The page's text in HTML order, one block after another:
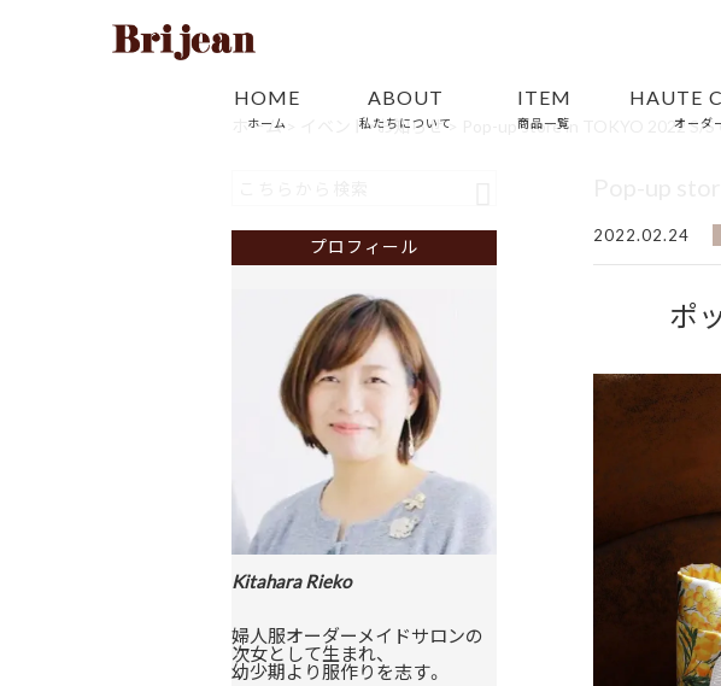
HOME
ホーム
ABOUT
私たちについて
ITEM
商品一覧
HAUTE
オーダ
ホーム> イベント・お知らせ> Pop-up store in TOKYO 2022 S/S
2022.02.24
ポ
プロフィール
Kitahara Rieko
婦人服オーダーメイドサロンの
次女として生まれ、
幼少期より服作りを志す。